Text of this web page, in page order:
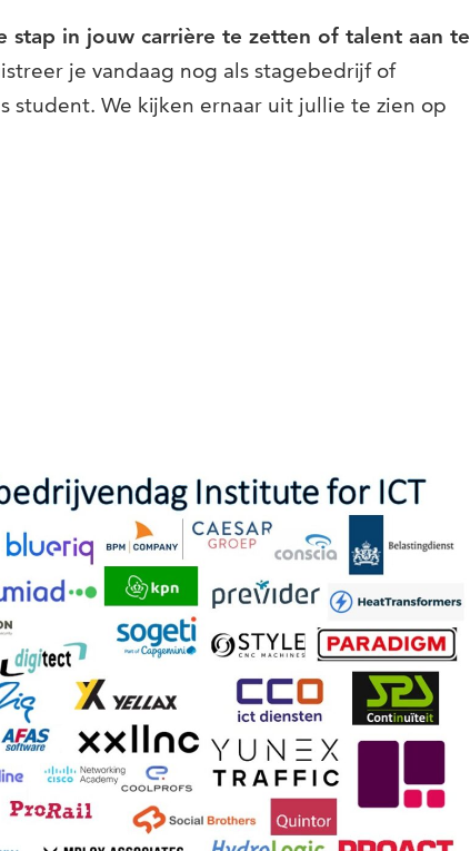
stap in jouw carrière te zetten of talent aan te
je vandaag nog als stagebedrijf of
student. We kijken ernaar uit jullie te zien op